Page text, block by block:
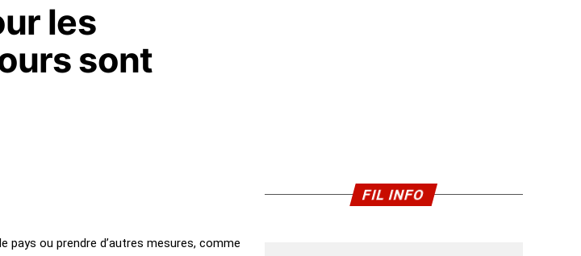
les
sont
ou prendre d’autres mesures, comme
FIL INFO